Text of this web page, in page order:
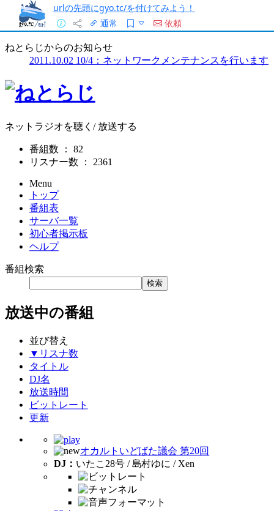
urlの先頭にgyo.tc/を付けてみよう！
通常
依頼